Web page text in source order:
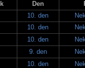
Den
10. den
10. den
10. den
9. den
10. den